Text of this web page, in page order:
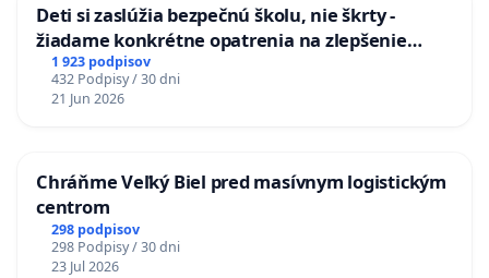
Deti si zaslúžia bezpečnú školu, nie škrty -
žiadame konkrétne opatrenia na zlepšenie
situácie v školstve
1 923 podpisov
432 Podpisy / 30 dni
21 Jun 2026
Chráňme Veľký Biel pred masívnym logistickým
centrom
298 podpisov
298 Podpisy / 30 dni
23 Jul 2026